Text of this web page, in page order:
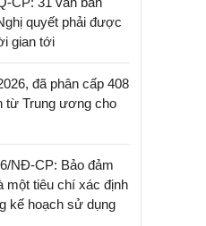
quyết phải được
gian tới
đã phân cấp 408
từ Trung ương cho
NĐ-CP: Bảo đảm
một tiêu chí xác định
kế hoạch sử dụng